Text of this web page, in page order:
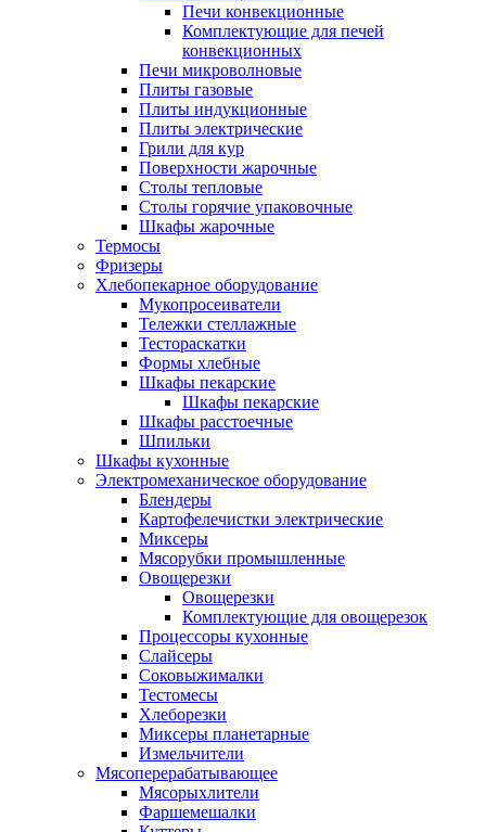
Печи конвекционные
Комплектующие для печей
конвекционных
Печи микроволновые
Плиты газовые
Плиты индукционные
Плиты электрические
Грили для кур
Поверхности жарочные
Столы тепловые
Столы горячие упаковочные
Шкафы жарочные
Термосы
Фризеры
Хлебопекарное оборудование
Мукопросеиватели
Тележки стеллажные
Тестораскатки
Формы хлебные
Шкафы пекарские
Шкафы пекарские
Шкафы расстоечные
Шпильки
Шкафы кухонные
Электромеханическое оборудование
Блендеры
Картофелечистки электрические
Миксеры
Мясорубки промышленные
Овощерезки
Овощерезки
Комплектующие для овощерезок
Процессоры кухонные
Слайсеры
Соковыжималки
Тестомесы
Хлеборезки
Миксеры планетарные
Измельчители
Мясоперерабатывающее
Мясорыхлители
Фаршемешалки